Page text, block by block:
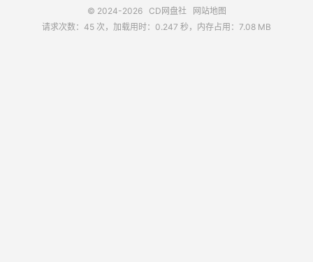
© 2024-2026 CD网盘社
网站地图
请求次数：45 次，加载用时：0.247 秒，内存占用：7.08 MB